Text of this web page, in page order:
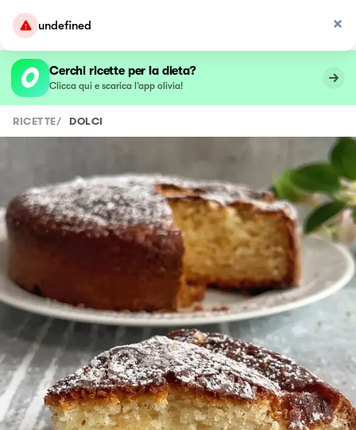
undefined
Cerchi ricette per la dieta?
Clicca qui e scarica l’app olivia!
RICETTE/ DOLCI